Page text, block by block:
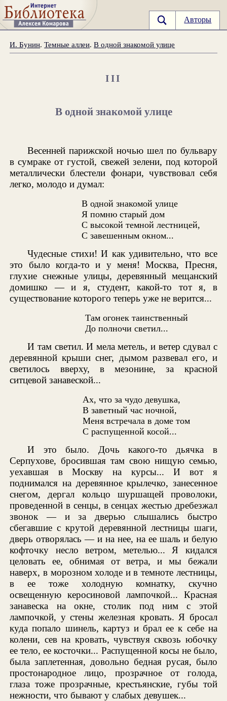
Авторы
И. Бунин.Темные аллеи.В одной знакомой улице
III
В одной знакомой улице
Весенней парижской ночью шел по бульвару
в сумраке от густой, свежей зелени, под которой
металлически блестели фонари, чувствовал себя
легко, молодо и думал:
В одной знакомой улице
Я помню старый дом
С высокой темной лестницей,
С завешенным окном...
Чудесные стихи! И как удивительно, что все
это было когда-то и у меня! Москва, Пресня,
глухие снежные улицы, деревянный мещанский
домишко — и я, студент, какой-то тот я, в
существование которого теперь уже не верится...
Там огонек таинственный
До полночи светил...
И там светил. И мела метель, и ветер сдувал с
деревянной крыши снег, дымом развевал его, и
светилось вверху, в мезонине, за красной
ситцевой занавеской...
Ах, что за чудо девушка,
В заветный час ночной,
Меня встречала в доме том
С распущенной косой...
И это было. Дочь какого-то дьячка в
Серпухове, бросившая там свою нищую семью,
уехавшая в Москву на курсы... И вот я
поднимался на деревянное крылечко, занесенное
снегом, дергал кольцо шуршащей проволоки,
проведенной в сенцы, в сенцах жестью дребезжал
звонок — и за дверью слышались быстро
сбегавшие с крутой деревянной лестницы шаги,
дверь отворялась — и на нее, на ее шаль и белую
кофточку несло ветром, метелью... Я кидался
целовать ее, обнимая от ветра, и мы бежали
наверх, в морозном холоде и в темноте лестницы,
в ее тоже холодную комнатку, скучно
освещенную керосиновой лампочкой... Красная
занавеска на окне, столик под ним с этой
лампочкой, у стены железная кровать. Я бросал
куда попало шинель, картуз и брал ее к себе на
колени, сев на кровать, чувствуя сквозь юбочку
ее тело, ее косточки... Распущенной косы не было,
была заплетенная, довольно бедная русая, было
простонародное лицо, прозрачное от голода,
глаза тоже прозрачные, крестьянские, губы той
нежности, что бывают у слабых девушек...